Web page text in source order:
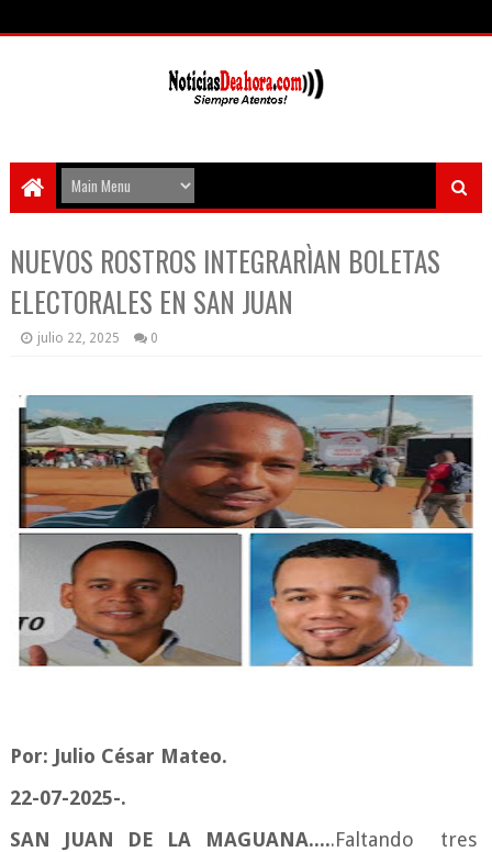
NUEVOS ROSTROS INTEGRARÌAN BOLETAS
ELECTORALES EN SAN JUAN
julio 22, 2025 0
Por: Julio César Mateo.
22-07-2025-.
SAN JUAN DE LA MAGUANA.....Faltando tres